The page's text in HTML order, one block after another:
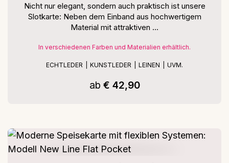
Nicht nur elegant, sondern auch praktisch ist unsere
Slotkarte: Neben dem Einband aus hochwertigem
Material mit attraktiven ...
In verschiedenen Farben und Materialien erhältlich.
ECHTLEDER KUNSTLEDER LEINEN UVM.
ab € 42,90